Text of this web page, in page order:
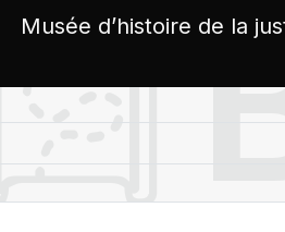
Musée d’histoire de la